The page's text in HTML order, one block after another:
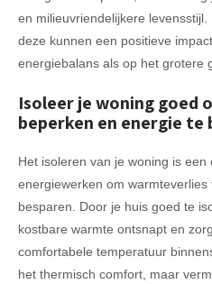
en milieuvriendelijkere
deze kunnen een positieve
energiebalans als op het grotere
Isoleer je woning goed
beperken en energie te
Het isoleren van je woning is
energiewerken om
besparen. Door je huis goed te
kostbare warmte ontsnapt en
comfortabele temperatuur
het thermisch comfort, maar